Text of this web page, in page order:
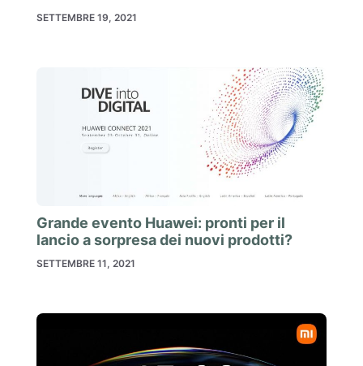
SETTEMBRE 19, 2021
Grande evento Huawei: pronti per il
lancio a sorpresa dei nuovi prodotti?
SETTEMBRE 11, 2021